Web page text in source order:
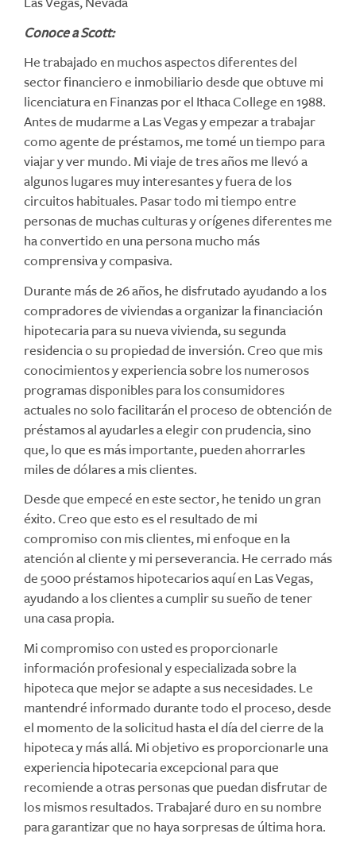
Conoce a Scott:
He trabajado en muchos aspectos diferentes del
sector financiero e inmobiliario desde que obtuve mi
licenciatura en Finanzas por el Ithaca College en 1988.
Antes de mudarme a Las Vegas y empezar a trabajar
como agente de préstamos, me tomé un tiempo para
viajar y ver mundo. Mi viaje de tres años me llevó a
algunos lugares muy interesantes y fuera de los
circuitos habituales. Pasar todo mi tiempo entre
personas de muchas culturas y orígenes diferentes me
ha convertido en una persona mucho más
comprensiva y compasiva.
Durante más de 26 años, he disfrutado ayudando a los
compradores de viviendas a organizar la financiación
hipotecaria para su nueva vivienda, su segunda
residencia o su propiedad de inversión. Creo que mis
conocimientos y experiencia sobre los numerosos
programas disponibles para los consumidores
actuales no solo facilitarán el proceso de obtención de
préstamos al ayudarles a elegir con prudencia, sino
que, lo que es más importante, pueden ahorrarles
miles de dólares a mis clientes.
Desde que empecé en este sector, he tenido un gran
éxito. Creo que esto es el resultado de mi
compromiso con mis clientes, mi enfoque en la
atención al cliente y mi perseverancia. He cerrado más
de 5000 préstamos hipotecarios aquí en Las Vegas,
ayudando a los clientes a cumplir su sueño de tener
una casa propia.
Mi compromiso con usted es proporcionarle
información profesional y especializada sobre la
hipoteca que mejor se adapte a sus necesidades. Le
mantendré informado durante todo el proceso, desde
el momento de la solicitud hasta el día del cierre de la
hipoteca y más allá. Mi objetivo es proporcionarle una
experiencia hipotecaria excepcional para que
recomiende a otras personas que puedan disfrutar de
los mismos resultados. Trabajaré duro en su nombre
para garantizar que no haya sorpresas de última hora.